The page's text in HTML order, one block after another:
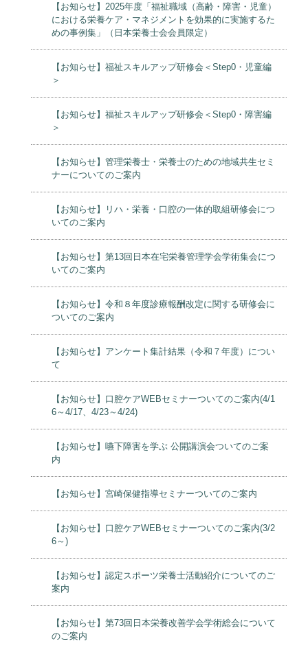
【お知らせ】2025年度「福祉職域（高齢・障害・児童）
における栄養ケア・マネジメントを効果的に実施するた
めの事例集」（日本栄養士会会員限定）
【お知らせ】福祉スキルアップ研修会＜Step0・児童編
＞
【お知らせ】福祉スキルアップ研修会＜Step0・障害編
＞
【お知らせ】管理栄養士・栄養士のための地域共生セミ
ナーについてのご案内
【お知らせ】リハ・栄養・口腔の一体的取組研修会につ
いてのご案内
【お知らせ】第13回日本在宅栄養管理学会学術集会につ
いてのご案内
【お知らせ】令和８年度診療報酬改定に関する研修会に
ついてのご案内
【お知らせ】アンケート集計結果（令和７年度）につい
て
【お知らせ】口腔ケアWEBセミナーついてのご案内(4/1
6～4/17、4/23～4/24)
【お知らせ】嚥下障害を学ぶ 公開講演会ついてのご案
内
【お知らせ】宮崎保健指導セミナーついてのご案内
【お知らせ】口腔ケアWEBセミナーついてのご案内(3/2
6～)
【お知らせ】認定スポーツ栄養士活動紹介についてのご
案内
【お知らせ】第73回日本栄養改善学会学術総会について
のご案内